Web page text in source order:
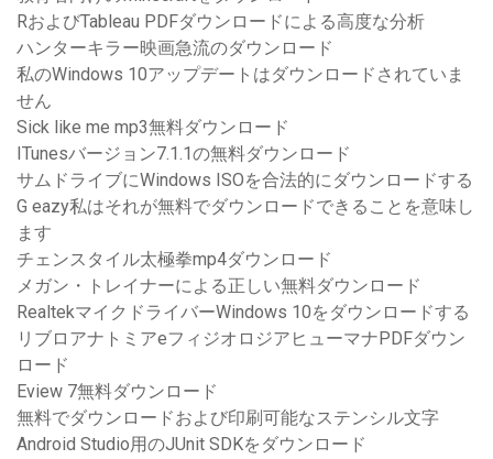
RおよびTableau PDFダウンロードによる高度な分析
ハンターキラー映画急流のダウンロード
私のWindows 10アップデートはダウンロードされていま
せん
Sick like me mp3無料ダウンロード
ITunesバージョン7.1.1の無料ダウンロード
サムドライブにWindows ISOを合法的にダウンロードする
G eazy私はそれが無料でダウンロードできることを意味し
ます
チェンスタイル太極拳mp4ダウンロード
メガン・トレイナーによる正しい無料ダウンロード
RealtekマイクドライバーWindows 10をダウンロードする
リブロアナトミアeフィジオロジアヒューマナPDFダウン
ロード
Eview 7無料ダウンロード
無料でダウンロードおよび印刷可能なステンシル文字
Android Studio用のJUnit SDKをダウンロード